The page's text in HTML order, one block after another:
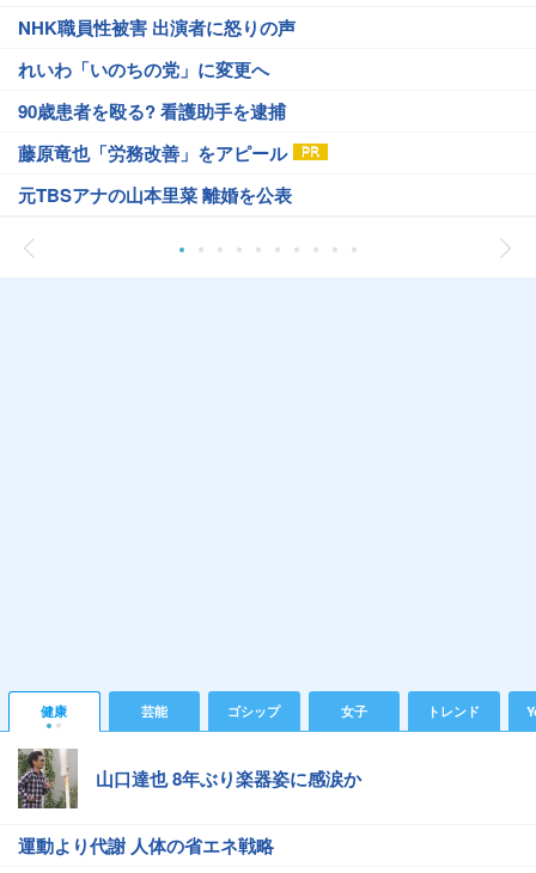
NHK職員性被害 出演者に怒りの声
れいわ「いのちの党」に変更へ
90歳患者を殴る? 看護助手を逮捕
藤原竜也「労務改善」をアピール
元TBSアナの山本里菜 離婚を公表
健康 芸能 ゴシップ 女子 トレンド
山口達也 8年ぶり楽器姿に感涙か
運動より代謝 人体の省エネ戦略